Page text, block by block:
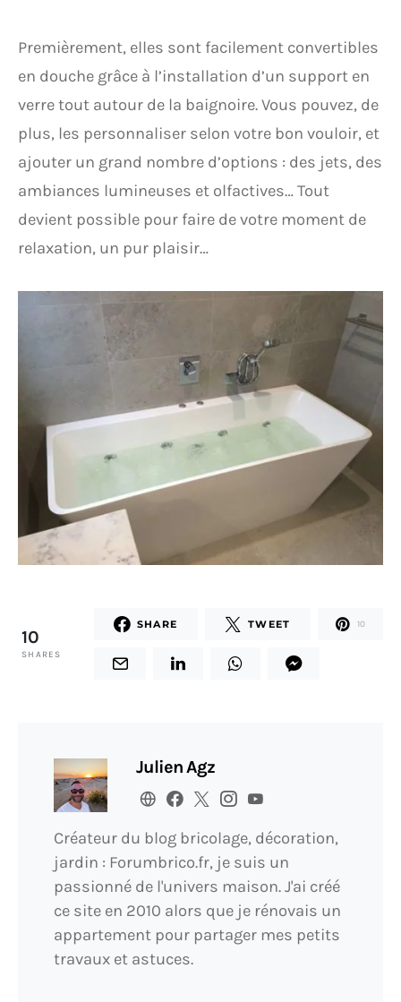
Premièrement, elles sont facilement convertibles
en douche grâce à l’installation d’un support en
verre tout autour de la baignoire. Vous pouvez, de
plus, les personnaliser selon votre bon vouloir, et
ajouter un grand nombre d’options : des jets, des
ambiances lumineuses et olfactives… Tout
devient possible pour faire de votre moment de
relaxation, un pur plaisir…
10
SHARES
SHARE TWEET 10
Julien Agz
Créateur du blog bricolage, décoration,
jardin : Forumbrico.fr, je suis un
passionné de l'univers maison. J'ai créé
ce site en 2010 alors que je rénovais un
appartement pour partager mes petits
travaux et astuces.